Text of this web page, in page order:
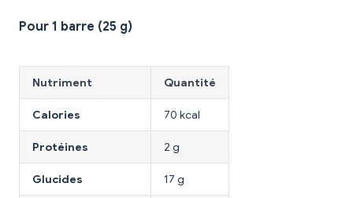
Pour 1 barre (25 g)
Nutriment Quantité
Calories 70 kcal
Protéines 2 g
Glucides 17 g